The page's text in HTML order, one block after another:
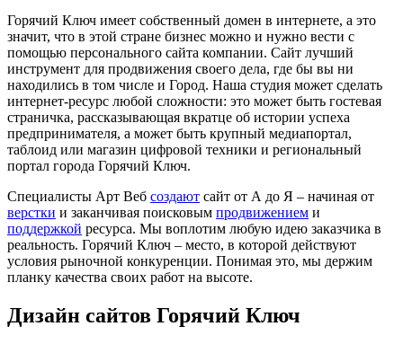
Горячий Ключ имеет собственный домен в интернете, а это
значит, что в этой стране бизнес можно и нужно вести с
помощью персонального сайта компании. Сайт лучший
инструмент для продвижения своего дела, где бы вы ни
находились в том числе и Город. Наша студия может сделать
интернет-ресурс любой сложности: это может быть гостевая
страничка, рассказывающая вкратце об истории успеха
предпринимателя, а может быть крупный медиапортал,
таблоид или магазин цифровой техники и региональный
портал города Горячий Ключ.
Специалисты Арт Веб создают сайт от А до Я ‒ начиная от
верстки и заканчивая поисковым продвижением и
поддержкой ресурса. Мы воплотим любую идею заказчика в
реальность. Горячий Ключ ‒ место, в которой действуют
условия рыночной конкуренции. Понимая это, мы держим
планку качества своих работ на высоте.
Дизайн сайтов Горячий Ключ